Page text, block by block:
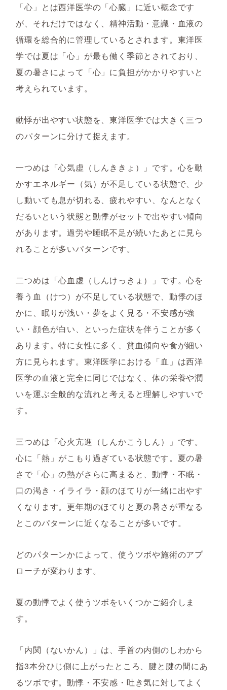
「心」とは西洋医学の「心臓」に近い概念です
が、それだけではなく、精神活動・意識・血液の
循環を総合的に管理しているとされます。東洋医
学では夏は「心」が最も働く季節とされており、
夏の暑さによって「心」に負担がかかりやすいと
考えられています。
動悸が出やすい状態を、東洋医学では大きく三つ
のパターンに分けて捉えます。
一つめは「心気虚（しんききょ）」です。心を動
かすエネルギー（気）が不足している状態で、少
し動いても息が切れる、疲れやすい、なんとなく
だるいという状態と動悸がセットで出やすい傾向
があります。過労や睡眠不足が続いたあとに見ら
れることが多いパターンです。
二つめは「心血虚（しんけっきょ）」です。心を
養う血（けつ）が不足している状態で、動悸のほ
かに、眠りが浅い・夢をよく見る・不安感が強
い・顔色が白い、といった症状を伴うことが多く
あります。特に女性に多く、貧血傾向や食が細い
方に見られます。東洋医学における「血」は西洋
医学の血液と完全に同じではなく、体の栄養や潤
いを運ぶ全般的な流れと考えると理解しやすいで
す。
三つめは「心火亢進（しんかこうしん）」です。
心に「熱」がこもり過ぎている状態です。夏の暑
さで「心」の熱がさらに高まると、動悸・不眠・
口の渇き・イライラ・顔のほてりが一緒に出やす
くなります。更年期のほてりと夏の暑さが重なる
とこのパターンに近くなることが多いです。
どのパターンかによって、使うツボや施術のアプ
ローチが変わります。
夏の動悸でよく使うツボをいくつかご紹介しま
す。
「内関（ないかん）」は、手首の内側のしわから
指3本分ひじ側に上がったところ、腱と腱の間にあ
るツボです。動悸・不安感・吐き気に対してよく